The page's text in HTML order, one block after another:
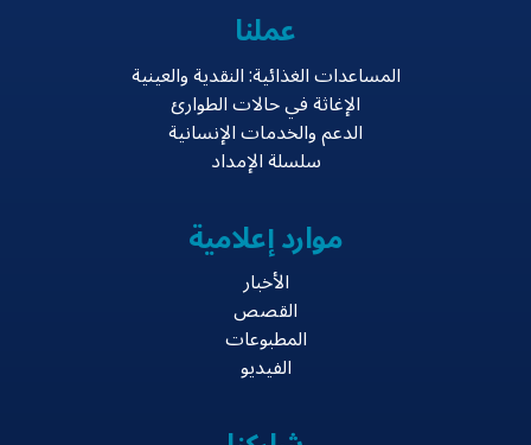
عملنا
المساعدات الغذائية: النقدية والعينية
الإغاثة في حالات الطوارئ
الدعم والخدمات الإنسانية
سلسلة الإمداد
موارد إعلامية
الأخبار
القصص
المطبوعات
الفيديو